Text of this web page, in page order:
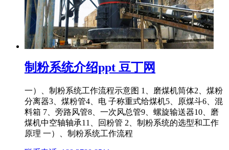
制粉系统介绍ppt 豆丁网
一）、制粉系统工作流程示意图 1、磨煤机筒体2、煤粉
分离器3、煤粉管4、电 子称重式给煤机5、原煤斗6、混
料箱 7、旁路风管8、一次风总管9、螺旋输送器10、磨
煤机中空轴轴承11、回粉管 2、制粉系统的选型和工作
原理 一）、制粉系统工作流程